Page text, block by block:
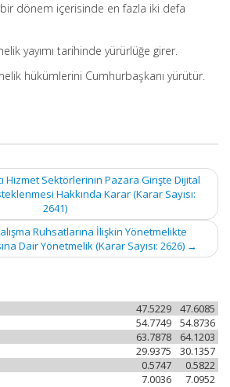
bir dönem içerisinde en fazla iki defa
yayımı tarihinde yürürlüğe girer.
hükümlerini Cumhurbaşkanı yürütür.
Hizmet Sektörlerinin Pazara Girişte Dijital
Hakkında Karar (Karar Sayısı:
2641)
Ruhsatlarına İlişkin Yönetmelikte
Dair Yönetmelik (Karar Sayısı: 2626) →
47.6085
47.5229
54.8736
54.7749
64.1203
63.7878
30.1357
29.9375
0.5822
0.5747
7.0952
7.0036